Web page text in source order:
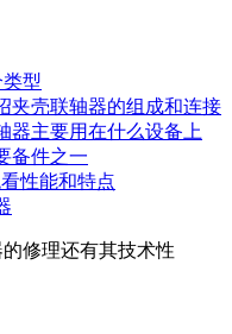
型
夹壳联轴器的组成和连接
器主要用在什么设备上
备件之一
性能和特点
修理还有其技术性